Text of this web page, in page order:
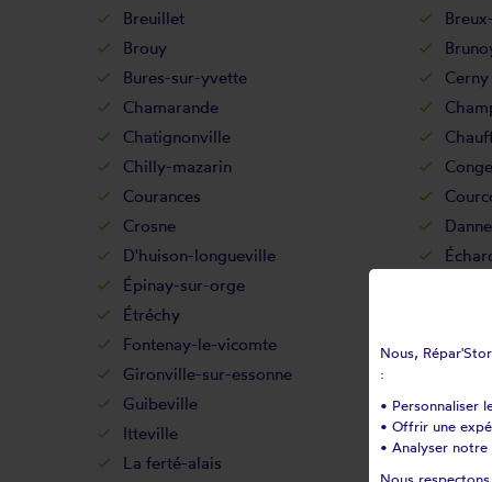
Breuillet
Brouy
Bures-sur-yvette
Cerny
Chamarande
Chatignonville
Chilly-mazarin
Courances
Crosne
D'huison-longueville
Épinay-sur-orge
Étréchy
Fontenay-le-vicomte
Gironville-sur-essonne
Guibeville
Itteville
La ferté-alais
Nous,
:
• Personnaliser
• Offrir une
• Analyser notre